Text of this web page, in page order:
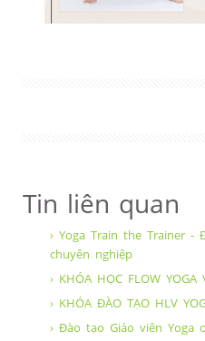
Tin liên quan
› Yoga Train the Trainer -
chuyên nghiệp
› KHÓA HỌC FLOW YOGA
› KHÓA ĐÀO TẠO HLV
› Đào tạo Giáo viên Yoga